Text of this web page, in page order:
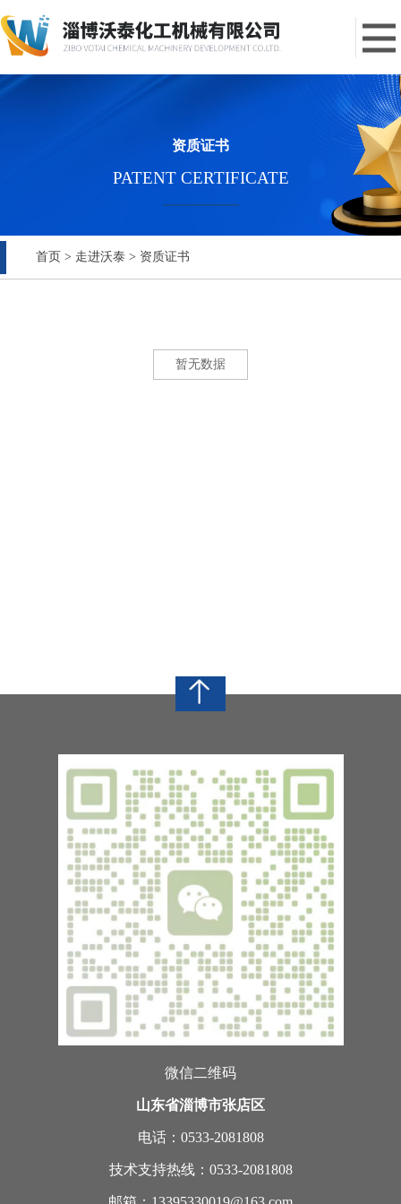
资质证书
PATENT CERTIFICATE
首页 > 走进沃泰 > 资质证书
暂无数据
微信二维码
山东省淄博市张店区
电话：0533-2081808
技术支持热线：0533-2081808